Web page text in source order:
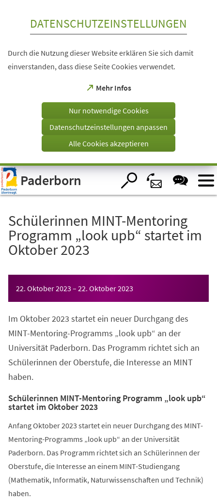
Visuelle
Assistenzsoftware
öffnen.
DATENSCHUTZEINSTELLUNGEN
Durch die Nutzung dieser Website erklären Sie sich damit
einverstanden, dass diese Seite Cookies verwendet.
Mehr Infos
(Öffnet
einem
Tab)
Nur notwendige Cookies
Datenschutzeinstellungen anpassen
Alle Cookies akzeptieren
Paderborn
Schülerinnen MINT-Mentoring
Programm „look upb“ startet im
Oktober 2023
22. Oktober 2023 – 22. Oktober 2023
Im Oktober 2023 startet ein neuer Durchgang des
MINT-Mentoring-Programms „look upb“ an der
Universität Paderborn. Das Programm richtet sich an
Schülerinnen der Oberstufe, die Interesse an MINT
haben.
Schülerinnen MINT-Mentoring Programm „look upb“
startet im Oktober 2023
Anfang Oktober 2023 startet ein neuer Durchgang des MINT-
Mentoring-Programms „look upb“ an der Universität
Paderborn. Das Programm richtet sich an Schülerinnen der
Oberstufe, die Interesse an einem MINT-Studiengang
(Mathematik, Informatik, Naturwissenschaften und Technik)
haben.